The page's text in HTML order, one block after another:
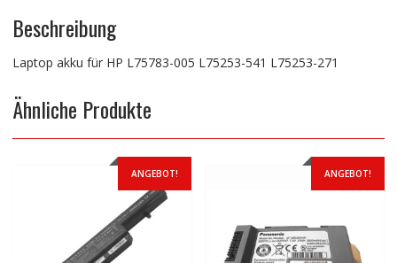
Beschreibung
Laptop akku für HP L75783-005 L75253-541 L75253-271
Ähnliche Produkte
ANGEBOT! ANGEBOT!